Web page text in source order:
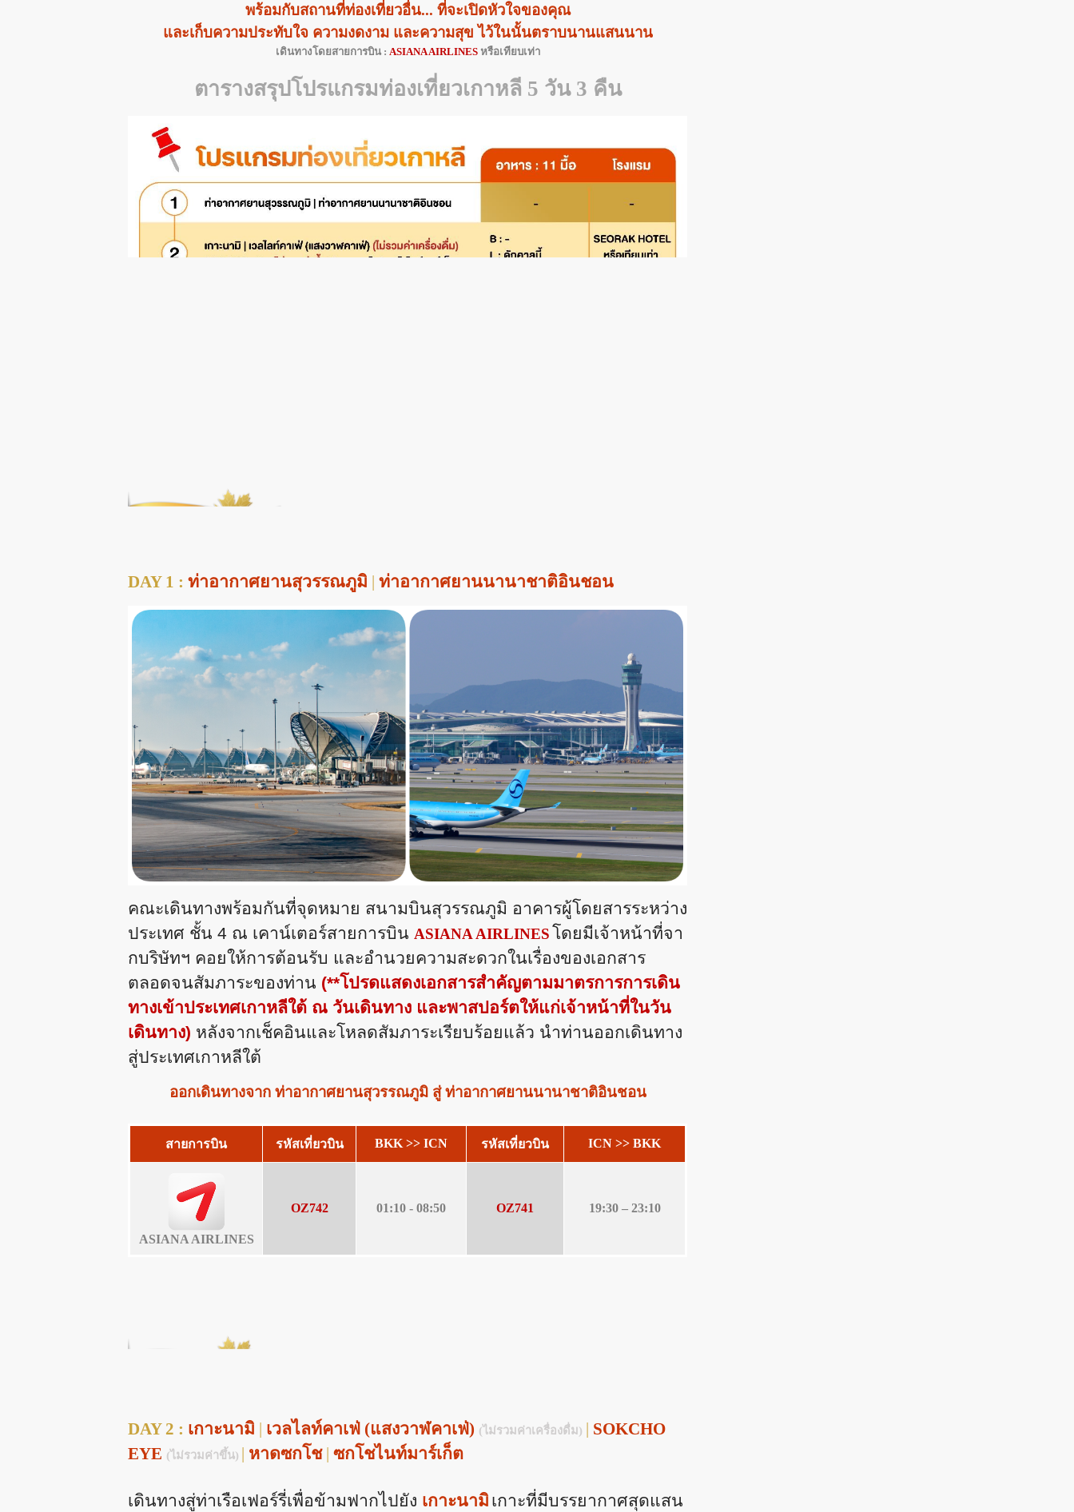
พร้อมกับสถานที่ท่องเที่ยวอื่น... ที่จะเปิดหัวใจของคุณ
และเก็บความประทับใจ ความงดงาม และความสุข ไว้ในนั้นตราบนานแสนนาน
เดินทางโดยสายการบิน : ASIANA AIRLINES หรือเทียบเท่า
ตารางสรุปโปรแกรมท่องเที่ยวเกาหลี 5 วัน 3 คืน
DAY 1 : ท่าอากาศยานสุวรรณภูมิ ท่าอากาศยานนานาชาติอินชอน
คณะเดินทางพร้อมกันที่จุดหมาย สนามบินสุวรรณภูมิ อาคารผู้โดยสารระหว่าง
ประเทศ ชั้น 4 ณ เคาน์เตอร์สายการบิน ASIANA AIRLINES โดยมีเจ้าหน้าที่จา
กบริษัทฯ คอยให้การต้อนรับ และอำนวยความสะดวกในเรื่องของเอกสาร
ตลอดจนสัมภาระของท่าน (**โปรดแสดงเอกสารสำคัญตามมาตรการการเดิน
ทางเข้าประเทศเกาหลีใต้ ณ วันเดินทาง และพาสปอร์ตให้แก่เจ้าหน้าที่ในวัน
เดินทาง) หลังจากเช็คอินและโหลดสัมภาระเรียบร้อยแล้ว นำท่านออกเดินทาง
สู่ประเทศเกาหลีใต้
ออกเดินทางจาก ท่าอากาศยานสุวรรณภูมิ สู่ ท่าอากาศยานนานาชาติอินชอน
สายการบิน รหัสเที่ยวบิน BKK >> ICN รหัสเที่ยวบิน ICN >> BKK
ASIANA AIRLINES
OZ742 01:10 - 08:50 OZ741 19:30 – 23:10
DAY 2 : เกาะนามิ เวลไลท์คาเฟ่ (แสงวาฬคาเฟ่) (ไม่รวมค่าเครื่องดื่ม)
SOKCHO
EYE (ไม่รวมค่าขึ้น) หาดซกโช ซกโชไนท์มาร์เก็ต
เดินทางสู่ท่าเรือเฟอร์รี่เพื่อข้ามฟากไปยัง เกาะนามิ เกาะที่มีบรรยากาศสุดแสน